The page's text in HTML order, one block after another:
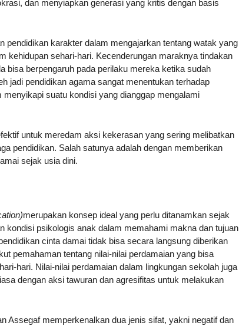
dan menyiapkan generasi yang kritis dengan basis
pendidikan karakter dalam mengajarkan tentang watak yang
kehidupan sehari-hari. Kecenderungan maraknya tindakan
bisa berpengaruh pada perilaku mereka ketika sudah
jadi pendidikan agama sangat menentukan terhadap
suatu kondisi yang dianggap mengalami
untuk meredam aksi kekerasan yang sering melibatkan
pendidikan. Salah satunya adalah dengan memberikan
sejak usia dini.
merupakan konsep ideal yang perlu ditanamkan sejak
kondisi psikologis anak dalam memahami makna dan tujuan
cinta damai tidak bisa secara langsung diberikan
pemahaman tentang nilai-nilai perdamaian yang bisa
hari. Nilai-nilai perdamaian dalam lingkungan sekolah juga
dengan aksi tawuran dan agresifitas untuk melakukan
Assegaf memperkenalkan dua jenis sifat, yakni negatif dan